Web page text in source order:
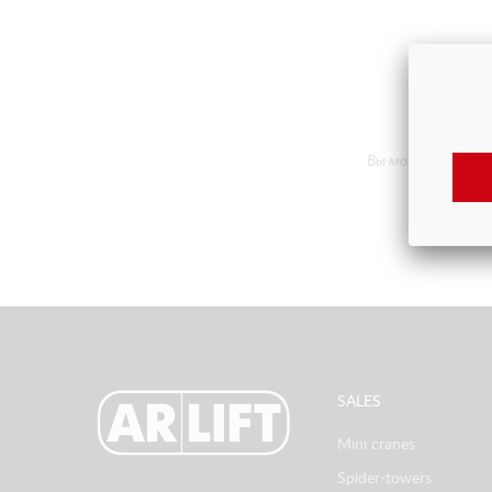
Вы можете
SALES
Mini cranes
Spider-towers